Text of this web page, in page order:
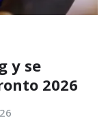
y se
2026